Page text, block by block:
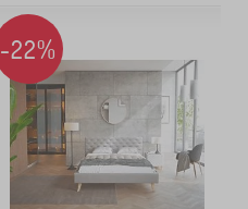
-22%